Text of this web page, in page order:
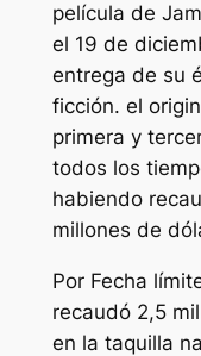
película de
el 19 de
entrega de su
ficción. el
primera y
todos los
habiendo
millones de
Por Fecha
recaudó 2,5
en la taquilla